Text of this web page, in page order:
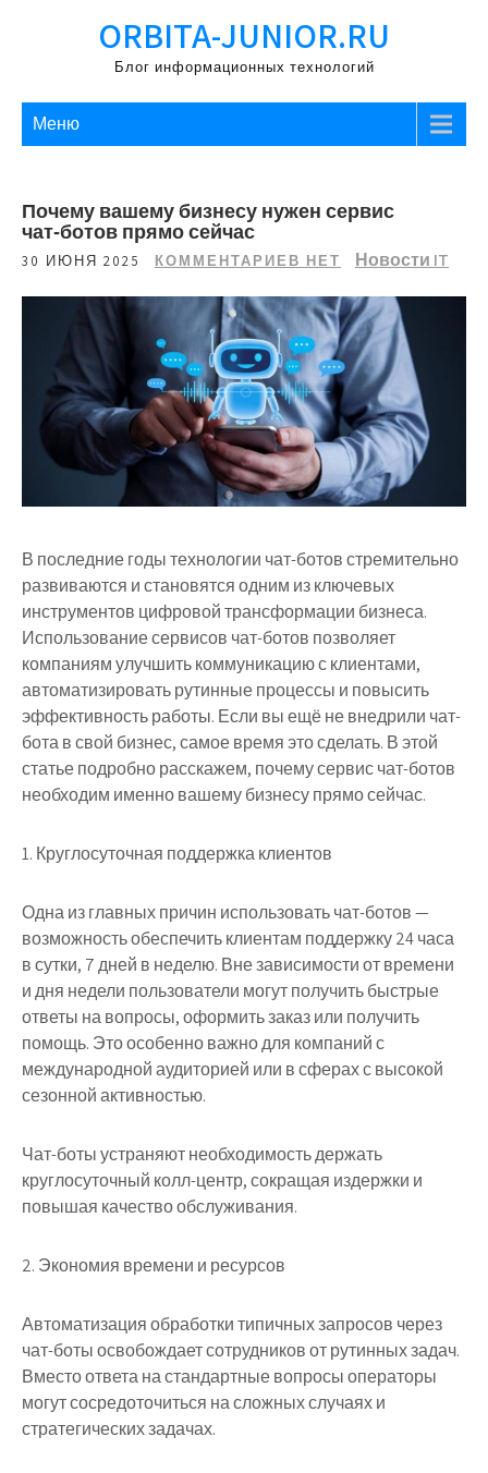
ORBITA-JUNIOR.RU
Блог информационных технологий
Меню
Почему вашему бизнесу нужен сервис
чат‑ботов прямо сейчас
30 ИЮНЯ 2025 КОММЕНТАРИЕВ НЕТ Новости IT
В последние годы технологии чат-ботов стремительно
развиваются и становятся одним из ключевых
инструментов цифровой трансформации бизнеса.
Использование сервисов чат-ботов позволяет
компаниям улучшить коммуникацию с клиентами,
автоматизировать рутинные процессы и повысить
эффективность работы. Если вы ещё не внедрили чат-
бота в свой бизнес, самое время это сделать. В этой
статье подробно расскажем, почему сервис чат-ботов
необходим именно вашему бизнесу прямо сейчас.
1. Круглосуточная поддержка клиентов
Одна из главных причин использовать чат-ботов —
возможность обеспечить клиентам поддержку 24 часа
в сутки, 7 дней в неделю. Вне зависимости от времени
и дня недели пользователи могут получить быстрые
ответы на вопросы, оформить заказ или получить
помощь. Это особенно важно для компаний с
международной аудиторией или в сферах с высокой
сезонной активностью.
Чат-боты устраняют необходимость держать
круглосуточный колл-центр, сокращая издержки и
повышая качество обслуживания.
2. Экономия времени и ресурсов
Автоматизация обработки типичных запросов через
чат-боты освобождает сотрудников от рутинных задач.
Вместо ответа на стандартные вопросы операторы
могут сосредоточиться на сложных случаях и
стратегических задачах.